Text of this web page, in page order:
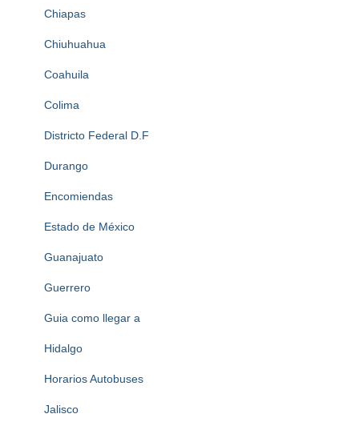
Chiapas
Chiuhuahua
Coahuila
Colima
Districto Federal D.F
Durango
Encomiendas
Estado de México
Guanajuato
Guerrero
Guia como llegar a
Hidalgo
Horarios Autobuses
Jalisco